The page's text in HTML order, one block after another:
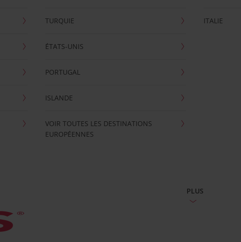
TURQUIE
ÉTATS-UNIS
PORTUGAL
ISLANDE
VOIR TOUTES LES DESTINATIONS
EUROPÉENNES
ITALIE
PLUS